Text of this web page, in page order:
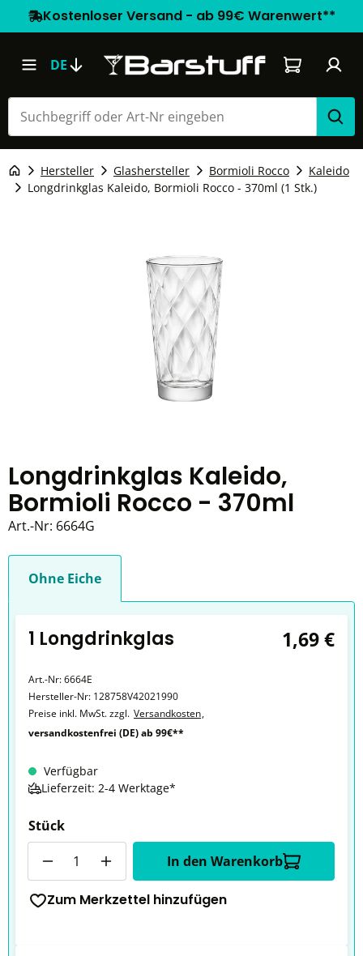
Kostenloser Versand - ab 99€ Warenwert**
DE Warenkorb
Hersteller Glashersteller Bormioli Rocco
Kaleido
Longdrinkglas Kaleido, Bormioli Rocco - 370ml (1 Stk.)
Longdrinkglas Kaleido,
Bormioli Rocco - 370ml
Art.-Nr: 6664G
Ohne Eiche
1 Longdrinkglas 1,69 €
Art.-Nr:6664E
Hersteller-Nr: 128758V42021990
Preise inkl. MwSt. zzgl. Versandkosten,
versandkostenfrei (DE) ab 99€**
Verfügbar
Lieferzeit: 2-4 Werktage*
Stück
In den Warenkorb
Zum Merkzettel hinzufügen